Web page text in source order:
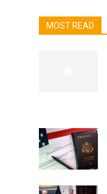
MOST READ